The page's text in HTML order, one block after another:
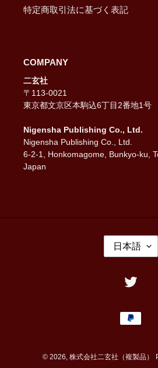
特定商取引法に基づく表記
COMPANY
二玄社
〒113-0021
東京都文京区本駒込6丁目2番地1号
Nigensha Publishing Co., Ltd.
Nigensha Publishing Co., Ltd.
6-2-1, Honkomagome, Bunkyo-ku,
Japan
言
語
日本語
Twitter
決
済
© 2026, 株式会社二玄社（複製品）